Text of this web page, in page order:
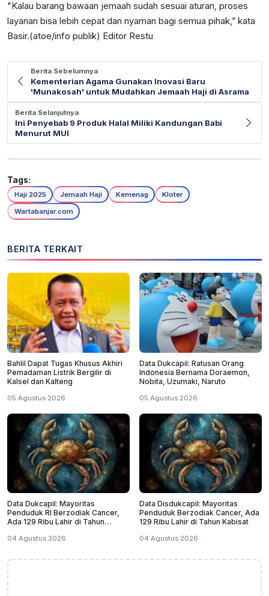
"Kalau barang bawaan jemaah sudah sesuai aturan, proses
layanan bisa lebih cepat dan nyaman bagi semua pihak,” kata
Basir.(atoe/info publik) Editor Restu
Berita Sebelumnya
Kementerian Agama Gunakan Inovasi Baru
'Munakosah' untuk Mudahkan Jemaah Haji di Asrama
Berita Selanjutnya
Ini Penyebab 9 Produk Halal Miliki Kandungan Babi
Menurut MUI
Tags:
Haji 2025 Jemaah Haji Kemenag
Kloter
Wartabanjar.com
BERITA TERKAIT
Bahlil Dapat Tugas Khusus Akhiri
Pemadaman Listrik Bergilir di
Kalsel dan Kalteng
05 Agustus 2026
Data Dukcapil: Ratusan Orang
Indonesia Bernama Doraemon,
Nobita, Uzumaki, Naruto
05 Agustus 2026
Data Dukcapil: Mayoritas
Penduduk RI Berzodiak Cancer,
Ada 129 Ribu Lahir di Tahun
04 Agustus 2026
Data Disdukcapil: Mayoritas
Penduduk Berzodiak Cancer, Ada
129 Ribu Lahir di Tahun Kabisat
04 Agustus 2026